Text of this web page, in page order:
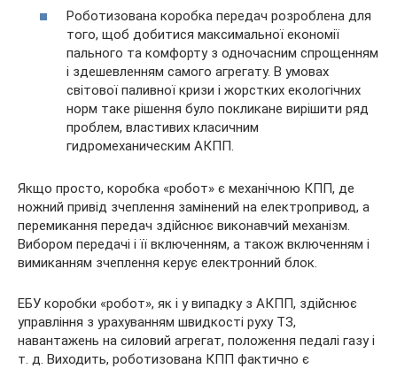
Роботизована коробка передач розроблена для
того, щоб добитися максимальної економії
пального та комфорту з одночасним спрощенням
і здешевленням самого агрегату. В умовах
світової паливної кризи і жорстких екологічних
норм таке рішення було покликане вирішити ряд
проблем, властивих класичним
гидромеханическим АКПП.
Якщо просто, коробка «робот» є механічною КПП, де
ножний привід зчеплення замінений на електропривод, а
перемикання передач здійснює виконавчий механізм.
Вибором передачі і її включенням, а також включенням і
вимиканням зчеплення керує електронний блок.
ЕБУ коробки «робот», як і у випадку з АКПП, здійснює
управління з урахуванням швидкості руху ТЗ,
навантажень на силовий агрегат, положення педалі газу і
т. д. Виходить, роботизована КПП фактично є